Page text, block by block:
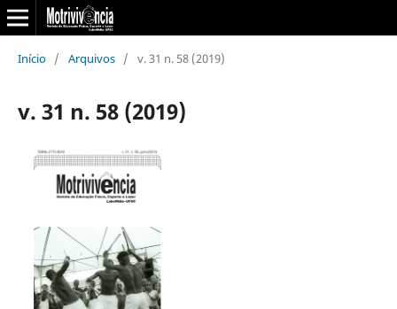
Início / Arquivos / v. 31 n. 58 (2019)
v. 31 n. 58 (2019)